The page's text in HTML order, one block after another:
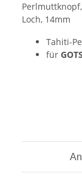
Loch, 14mm
Tahiti-
für GOTS